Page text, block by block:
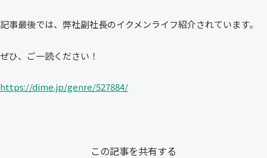
記事最後では、弊社副社長のイクメンライフ紹介されています。
ぜひ、ご一読ください！
https://dime.jp/genre/527884/
この記事を共有する